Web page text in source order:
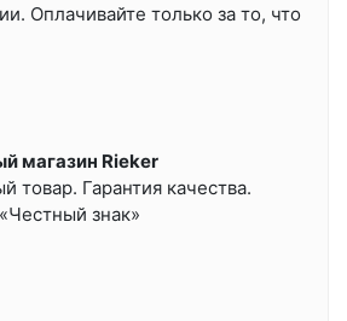
Оплачивайте только за то, что
магазин Rieker
товар. Гарантия качества.
знак»